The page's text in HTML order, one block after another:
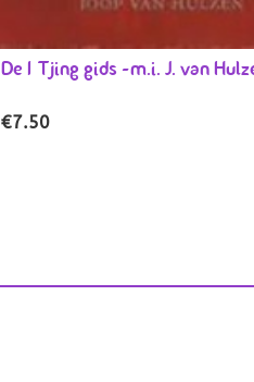
De I Tjing gids -m.i. J. van
€7.50